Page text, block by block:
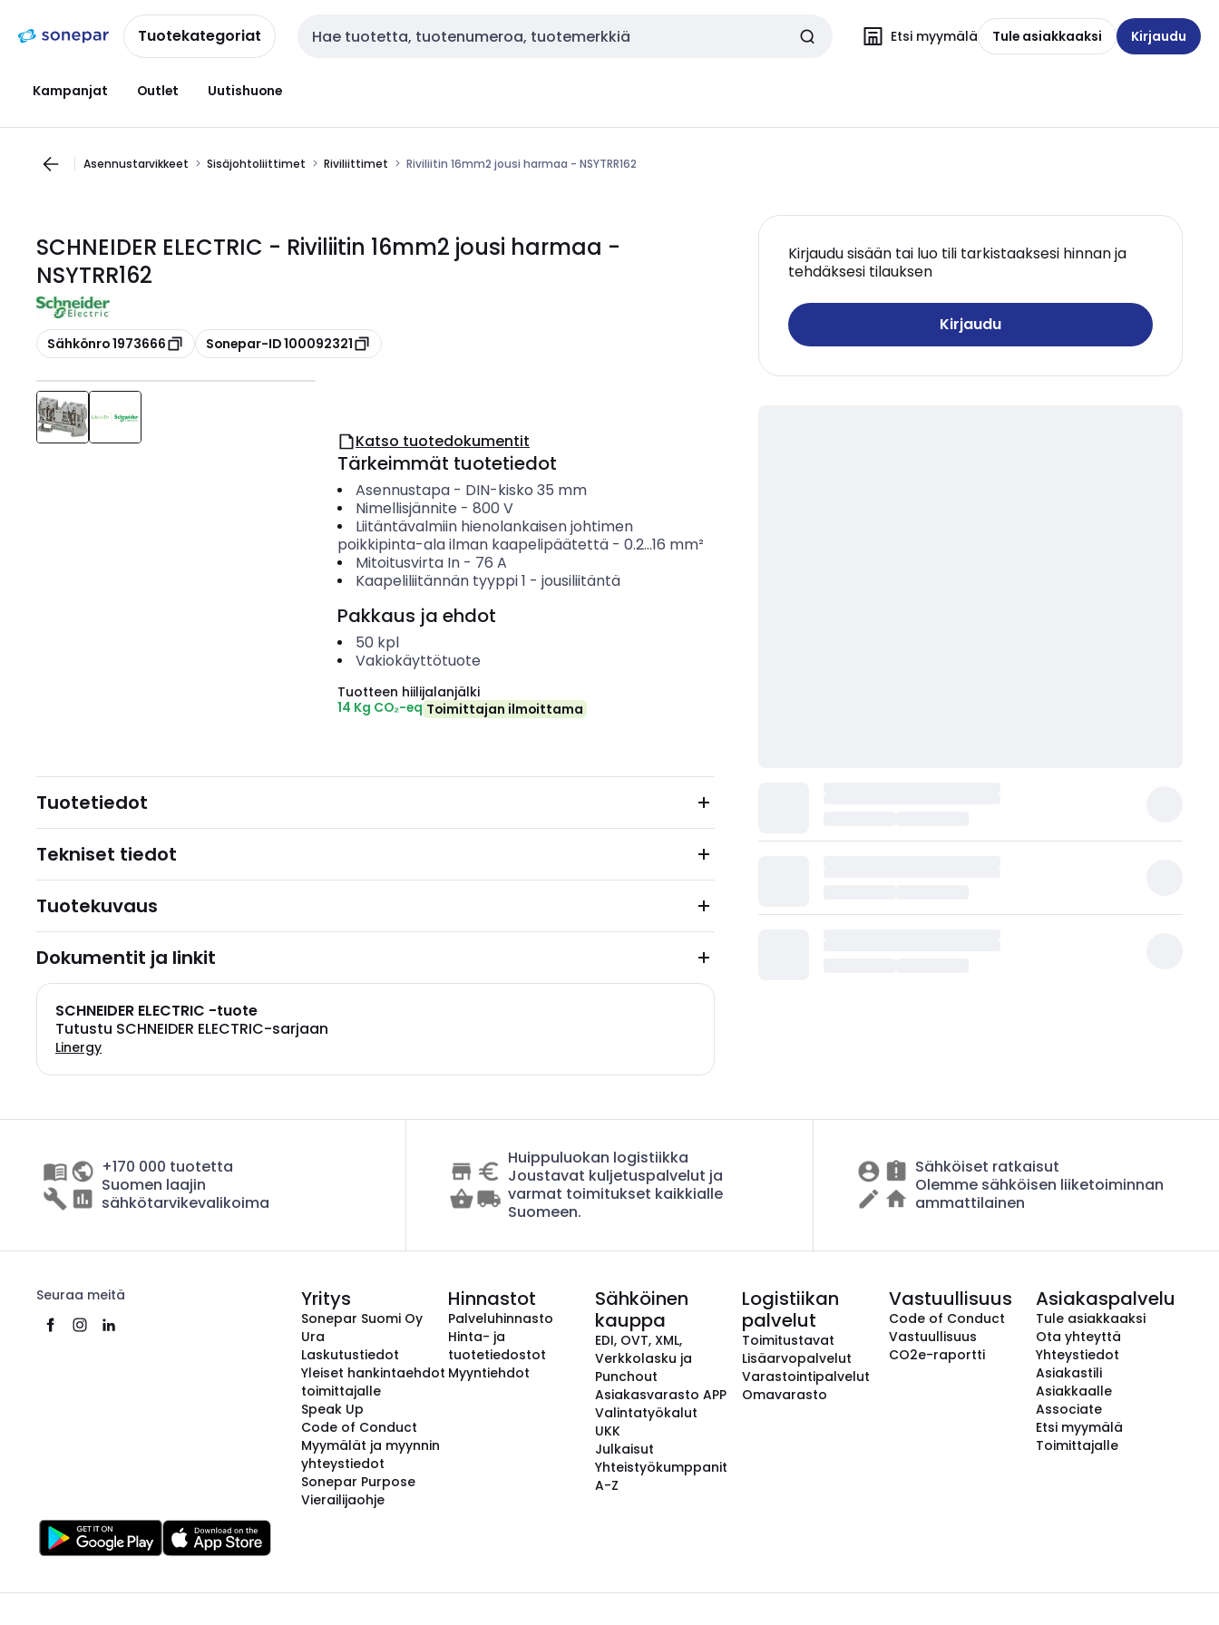
navigointiinsisältöönTuotekategoriat Haku Etsi myymälä Tule asiakkaaksi Kirjaudu
Kampanjat Outlet Uutishuone
Asennustarvikkeet Sisäjohtoliittimet Riviliittimet Riviliitin 16mm2 jousi harmaa - NSYTRR162
SCHNEIDER ELECTRIC - Riviliitin 16mm2 jousi harmaa -
NSYTRR162
Kopioi
Sähkönro 1973666 Kopioi
Sonepar-ID 100092321
Kirjaudu sisään tai luo tili tarkistaaksesi hinnan ja
tehdäksesi tilauksen
Kirjaudu
Katso tuotedokumentit
Tärkeimmät tuotetiedot
Asennustapa- DIN-kisko 35 mm
Nimellisjännite - 800 V
Liitäntävalmiin hienolankaisen johtimen
poikkipinta-ala ilman kaapelipäätettä - 0.2...16 mm²
Mitoitusvirta In- 76 A
Kaapeliliitännän tyyppi 1 - jousiliitäntä
Pakkaus ja ehdot
50 kpl
Vakiokäyttötuote
Tuotteen hiilijalanjälki
14 Kg CO₂-eq Toimittajan ilmoittama
Tuotetiedot
Tekniset tiedot
Tuotekuvaus
Dokumentit ja linkit
SCHNEIDER ELECTRIC -tuote
Tutustu SCHNEIDER ELECTRIC-sarjaan
Linergy
+170 000 tuotetta
Suomen laajin
sähkötarvikevalikoima
Huippuluokan logistiikka
Joustavat kuljetuspalvelut ja
varmat toimitukset kaikkialle
Suomeen.
Sähköiset ratkaisut
Olemme sähköisen liiketoiminnan
ammattilainen
Seuraa meitä Yritys
Sonepar Suomi Oy
Ura
Laskutustiedot
Yleiset hankintaehdot
toimittajalle
Speak Up
Code of Conduct
Myymälät ja myynnin
yhteystiedot
Sonepar Purpose
Vierailijaohje
Hinnastot
Palveluhinnasto
Hinta- ja
tuotetiedostot
Myyntiehdot
Sähköinen
kauppa
EDI, OVT, XML,
Verkkolasku ja
Punchout
Asiakasvarasto APP
Valintatyökalut
UKK
Julkaisut
Yhteistyökumppanit
A-Z
Logistiikan
palvelut
Toimitustavat
Lisäarvopalvelut
Varastointipalvelut
Omavarasto
Vastuullisuus
Code of Conduct
Vastuullisuus
CO2e-raportti
Asiakaspalvelu
Tule asiakkaaksi
Ota yhteyttä
Yhteystiedot
Asiakastili
Asiakkaalle
Associate
Etsi myymälä
Toimittajalle